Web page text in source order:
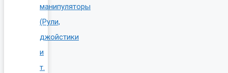
манипуляторы
(Рули,
джойстики
и
т.